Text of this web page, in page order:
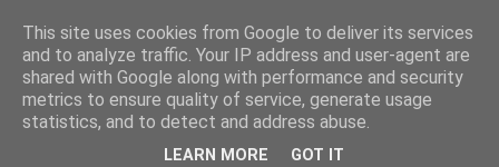
bijna net zo lekker als thuis
This site uses cookies from Google to deliver its services
and to analyze traffic. Your IP address and user-agent are
shared with Google along with performance and security
metrics to ensure quality of service, generate usage
statistics, and to detect and address abuse.
LEARN MORE GOT IT